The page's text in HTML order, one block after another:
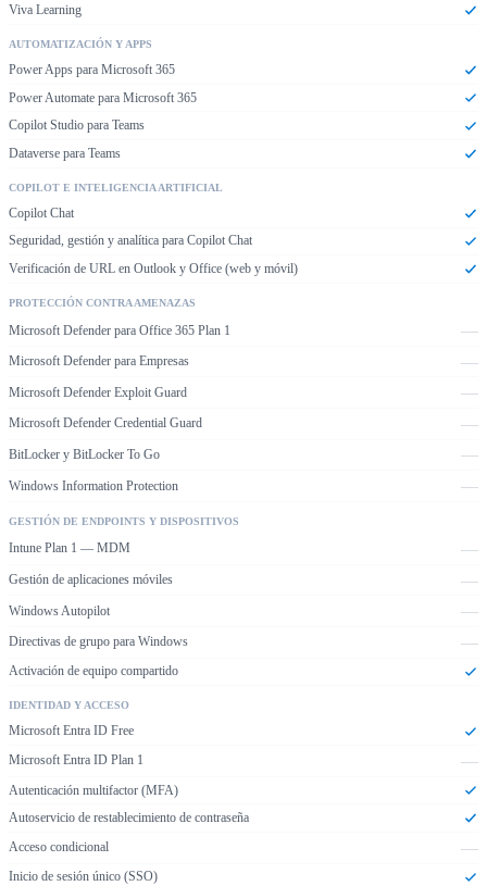
Viva Learning
AUTOMATIZACIÓN Y APPS
Power Apps para Microsoft 365
Power Automate para Microsoft 365
Copilot Studio para Teams
Dataverse para Teams
COPILOT E INTELIGENCIA ARTIFICIAL
Copilot Chat
Seguridad, gestión y analítica para Copilot Chat
Verificación de URL en Outlook y Office (web y móvil)
PROTECCIÓN CONTRA AMENAZAS
Microsoft Defender para Office 365 Plan 1 —
Microsoft Defender para Empresas —
Microsoft Defender Exploit Guard —
Microsoft Defender Credential Guard —
BitLocker y BitLocker To Go —
Windows Information Protection —
GESTIÓN DE ENDPOINTS Y DISPOSITIVOS
Intune Plan 1 — MDM —
Gestión de aplicaciones móviles —
Windows Autopilot —
Directivas de grupo para Windows —
Activación de equipo compartido
IDENTIDAD Y ACCESO
Microsoft Entra ID Free
Microsoft Entra ID Plan 1
—
Autenticación multifactor (MFA)
Autoservicio de restablecimiento de contraseña
Acceso condicional
—
Inicio de sesión único (SSO)